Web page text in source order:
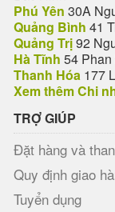
Phú Yên 30A
Quảng Bình 41
Quảng Trị92
Hà Tĩnh 54
Thanh Hóa 177
Xem thêm Chi
TRỢ GIÚP
Đặt hàng và
Quy định giao
Tuyển dụng